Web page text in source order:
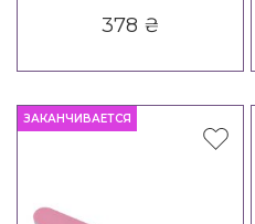
378 ₴
ЗАКАНЧИВАЕТСЯ